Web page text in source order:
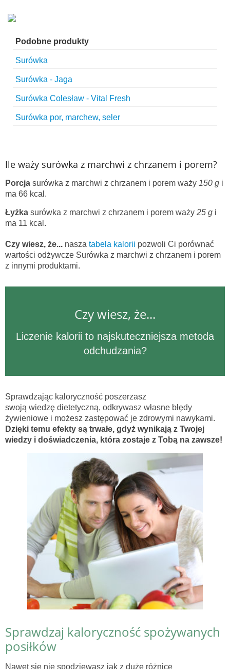
Podobne produkty
Surówka
Surówka - Jaga
Surówka Colesław - Vital Fresh
Surówka por, marchew, seler
Ile waży surówka z marchwi z chrzanem i porem?
Porcja surówka z marchwi z chrzanem i porem waży 150 g i
ma 66 kcal.
Łyżka surówka z marchwi z chrzanem i porem waży 25 g i
ma 11 kcal.
Czy wiesz, że... nasza tabela kalorii pozwoli Ci porównać
wartości odżywcze Surówka z marchwi z chrzanem i porem
z innymi produktami.
Czy wiesz, że...
Liczenie kalorii to najskuteczniejsza metoda
odchudzania?
Sprawdzając kaloryczność poszerzasz
swoją wiedzę dietetyczną, odkrywasz własne błędy
żywieniowe i możesz zastępować je zdrowymi nawykami.
Dzięki temu efekty są trwałe, gdyż wynikają z Twojej
wiedzy i doświadczenia, która zostaje z Tobą na zawsze!
Sprawdzaj kaloryczność spożywanych
posiłków
Nawet się nie spodziewasz jak z duże różnice